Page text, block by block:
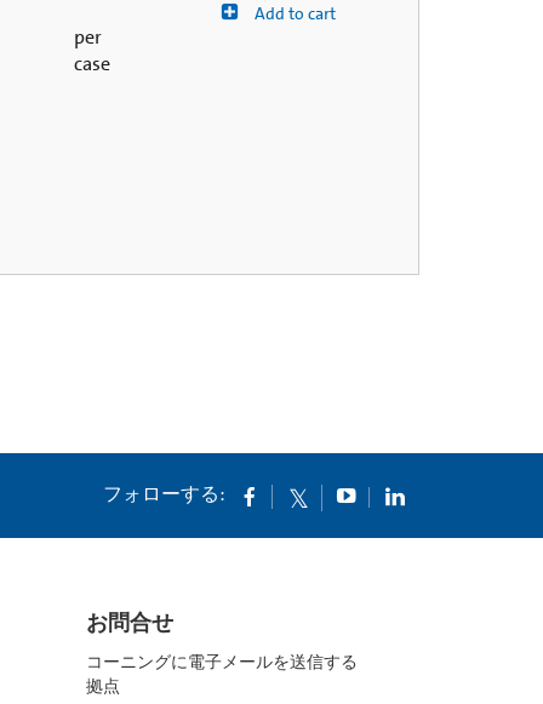
per
case
Add to cart
フォローする:
お問合せ
コーニングに電子メールを送信する
拠点